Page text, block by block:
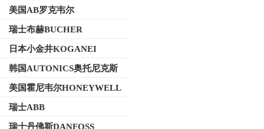
美国AB罗克韦尔
瑞士布赫BUCHER
日本小金井KOGANEI
韩国AUTONICS奥托尼克斯
美国霍尼韦尔HONEYWELL
瑞士ABB
瑞士丹佛斯DANFOSS